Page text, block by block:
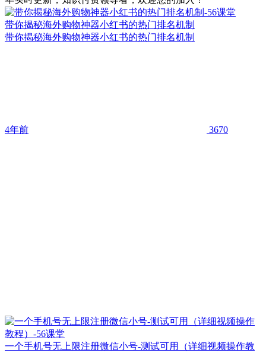
带你揭秘海外购物神器小红书的热门排名机制
带你揭秘海外购物神器小红书的热门排名机制
4年前 3670
一个手机号无上限注册微信小号-测试可用（详细视频操作教